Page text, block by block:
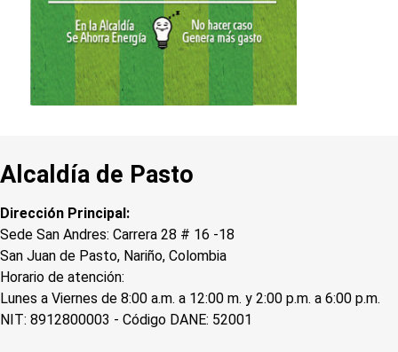
Alcaldía de Pasto
Dirección Principal:
Sede San Andres: Carrera 28 # 16 -18
San Juan de Pasto, Nariño, Colombia
Horario de atención:
Lunes a Viernes de 8:00 a.m. a 12:00 m. y 2:00 p.m. a 6:00 p.m.
NIT: 8912800003 - Código DANE: 52001